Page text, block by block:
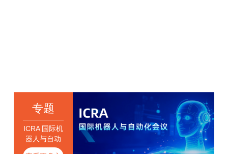
专题
ICRA 国际机
器人与自动
化会议